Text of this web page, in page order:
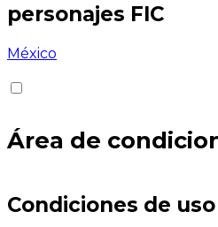
personajes FIC
México
Área de
Condiciones de